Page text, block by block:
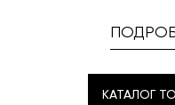
КАТАЛОГ